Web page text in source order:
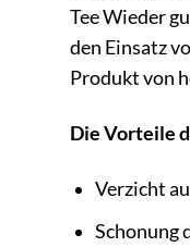
Tee Wieder
den Einsatz
Produkt von
Die Vorteile
Verzicht
Schonung